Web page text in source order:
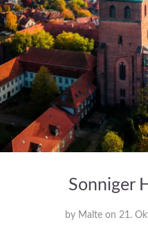
Sonniger
by Malte on 21.